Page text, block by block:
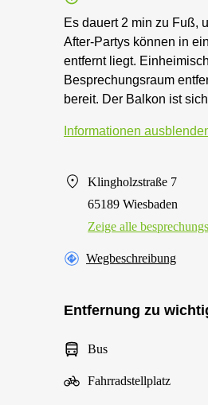
Es dauert 2 min zu Fuß,
After-Partys können in
entfernt liegt.
Besprechungsraum
bereit. Der Balkon ist
Informationen
Klingholzstraße 7
65189 Wiesbaden
Zeige alle
Wegbeschreibung
Entfernung zu
Bus
Fahrradstellplatz